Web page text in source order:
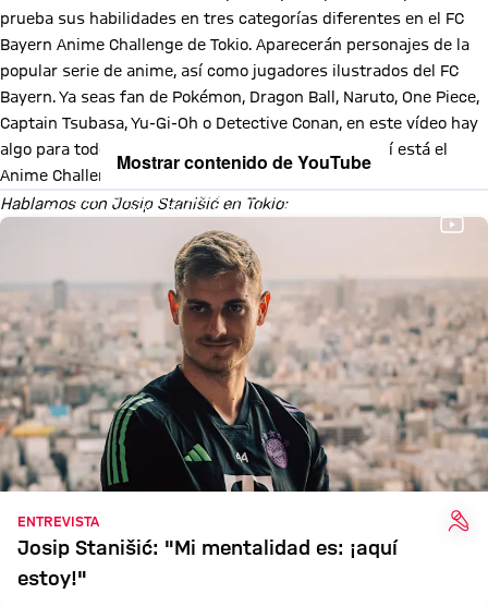
prueba sus habilidades en tres categorías diferentes en el FC
Bayern Anime Challenge de Tokio. Aparecerán personajes de la
popular serie de anime, así como jugadores ilustrados del FC
Bayern. Ya seas fan de Pokémon, Dragon Ball, Naruto, One Piece,
Captain Tsubasa, Yu-Gi-Oh o Detective Conan, en este vídeo hay
algo para todos los gustos. Diviértete y adivina, aquí está el
Anime Challenge:
Mostrar contenido de YouTube
Al cargar este contenido, aceptas nuestra política de cookies para
almacenar tus datos. Ten en cuenta que al cargar este contenido, tus
Hablamos con Josip Stanišić en Tokio:
ENTREVISTA
Josip Stanišić: "Mi mentalidad es: ¡aquí
estoy!"